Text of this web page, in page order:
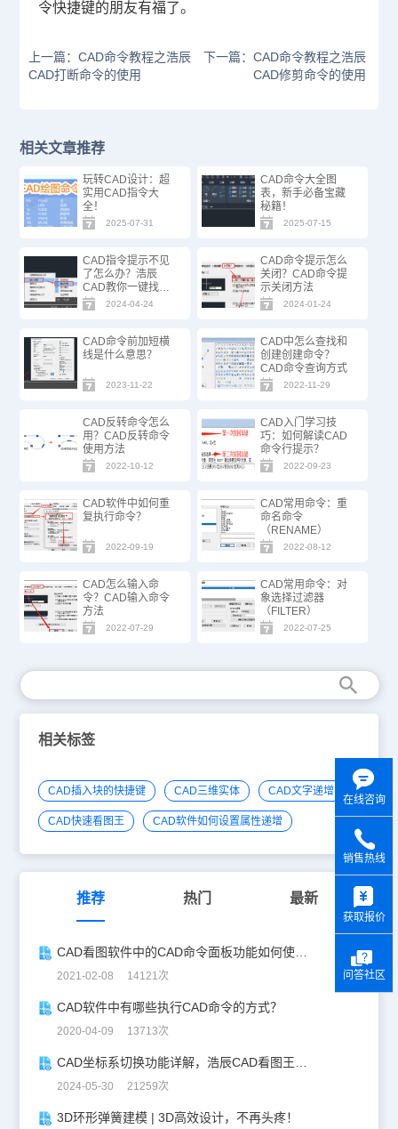
令快捷键的朋友有福了。
上一篇：CAD命令教程之浩辰
CAD打断命令的使用
下一篇：CAD命令教程之浩辰
CAD修剪命令的使用
相关文章推荐
玩转CAD设计：超
实用CAD指令大
全！
2025-07-31
CAD命令大全图
表，新手必备宝藏
秘籍！
2025-07-15
CAD指令提示不见
了怎么办？浩辰
CAD教你一键找
回！
2024-04-24
CAD命令提示怎么
关闭？CAD命令提
示关闭方法
2024-01-24
CAD命令前加短横
线是什么意思？
2023-11-22
CAD中怎么查找和
创建创建命令？
CAD命令查询方式
2022-11-29
CAD反转命令怎么
用？CAD反转命令
使用方法
2022-10-12
CAD入门学习技
巧：如何解读CAD
命令行提示？
2022-09-23
CAD软件中如何重
复执行命令？
2022-09-19
CAD常用命令：重
命名命令
（RENAME）
2022-08-12
CAD怎么输入命
令？CAD输入命令
方法
2022-07-29
CAD常用命令：对
象选择过滤器
（FILTER）
2022-07-25
相关标签
CAD插入块的快捷键 CAD三维实体 CAD文字递增
CAD快速看图王 CAD软件如何设置属性递增
推荐 热门 最新
CAD看图软件中的CAD命令面板功能如何使用？
2021-02-08 14121次
CAD软件中有哪些执行CAD命令的方式？
2020-04-09 13713次
CAD坐标系切换功能详解，浩辰CAD看图王让设计更自由！
2024-05-30 21259次
3D环形弹簧建模 | 3D高效设计，不再头疼！
在线咨询
销售热线
获取报价
问答社区